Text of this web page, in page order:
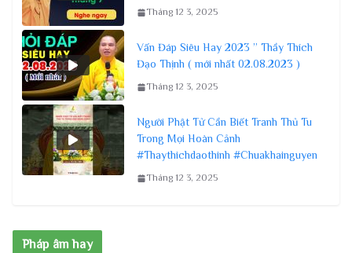
Tháng 12 3, 2025
Vấn Đáp Siêu Hay 2023 ” Thầy Thích
Đạo Thịnh ( mới nhất 02.08.2023 )
Tháng 12 3, 2025
Người Phật Tử Cần Biết Tranh Thủ Tu
Trong Mọi Hoàn Cảnh
#Thaythichdaothinh #Chuakhainguyen
Tháng 12 3, 2025
Pháp âm hay